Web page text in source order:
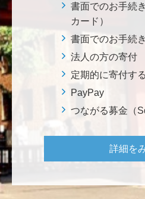
美味しいお寿司、刺身、美味
米、酢飯 世界中の人々の舌
も未来永劫 美味しいお寿司
ち、孫たち、子々孫々へ <国
イタリアと日本が協力して頑
す。募金することにより、私
な気持ちです。 <ソンマ・ヴ
書面でのお手続
カード）
書面でのお手続
法人の方の寄付
定期的に寄付する
PayPay
つながる募金（
詳細を